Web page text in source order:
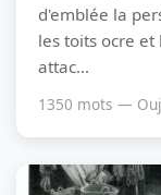
d'emblée la
les toits ocre et
attac...
1350 mots —